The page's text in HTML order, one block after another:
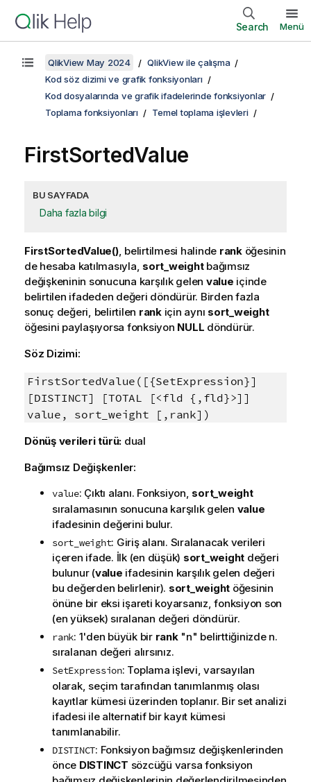
Search Menü
QlikView May 2024
QlikView ile çalışma
Kod söz dizimi ve grafik fonksiyonları
Kod dosyalarında ve grafik ifadelerinde fonksiyonlar
Toplama fonksiyonları
Temel toplama işlevleri
FirstSortedValue
BU SAYFADA
Daha fazla bilgi
FirstSortedValue(), belirtilmesi halinde ranköğesinin
de hesaba katılmasıyla, sort_weightbağımsız
değişkeninin sonucuna karşılık gelen value içinde
belirtilen ifadeden değeri döndürür. Birden fazla
sonuç değeri, belirtilen rankiçin aynı sort_weight
öğesini paylaşıyorsa fonksiyon NULL döndürür.
Söz Dizimi:
FirstSortedValue([{SetExpression}]
[DISTINCT] [TOTAL [<fld {,fld}>]]
value, sort_weight [,rank])
Dönüş verileri türü: dual
Bağımsız Değişkenler:
value: Çıktı alanı. Fonksiyon, sort_weight
sıralamasının sonucuna karşılık gelen value
ifadesinin değerini bulur.
sort_weight: Giriş alanı. Sıralanacak verileri
içeren ifade. İlk (en düşük) sort_weight değeri
bulunur (value ifadesinin karşılık gelen değeri
bu değerden belirlenir). sort_weight öğesinin
önüne bir eksi işareti koyarsanız, fonksiyon son
(en yüksek) sıralanan değeri döndürür.
rank: 1'den büyük bir rank"n" belirttiğinizde n.
sıralanan değeri alırsınız.
SetExpression: Toplama işlevi, varsayılan
olarak, seçim tarafından tanımlanmış olası
kayıtlar kümesi üzerinden toplanır. Bir set analizi
ifadesi ile alternatif bir kayıt kümesi
tanımlanabilir.
DISTINCT: Fonksiyon bağımsız değişkenlerinden
önce DISTINCT sözcüğü varsa fonksiyon